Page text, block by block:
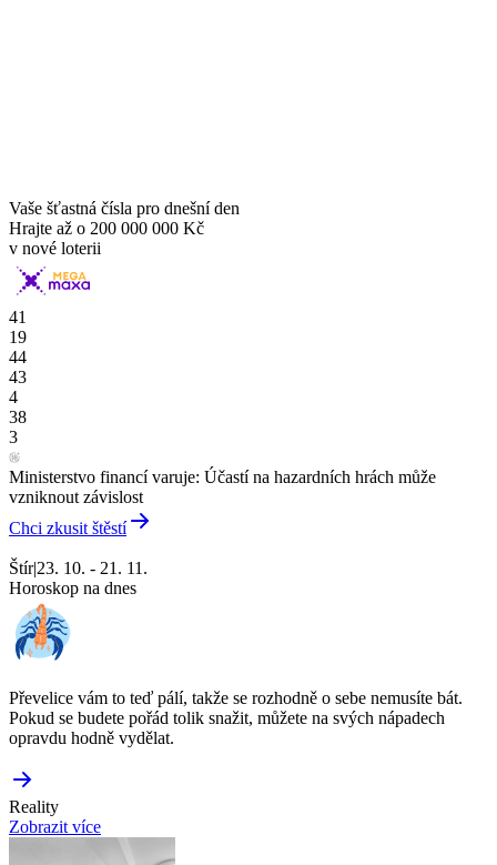
Vaše šťastná čísla pro dnešní den
Hrajte až o 200 000 000 Kč
v nové loterii
41
19
44
43
4
38
3
Ministerstvo financí varuje: Účastí na hazardních hrách může
vzniknout závislost
Chci zkusit štěstí
Štír|23. 10. - 21. 11.
Horoskop na dnes
Převelice vám to teď pálí, takže se rozhodně o sebe nemusíte bát.
Pokud se budete pořád tolik snažit, můžete na svých nápadech
opravdu hodně vydělat.
Reality
Zobrazit více